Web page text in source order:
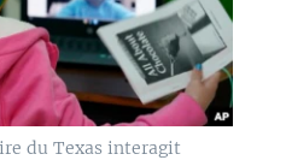
du Texas interagit